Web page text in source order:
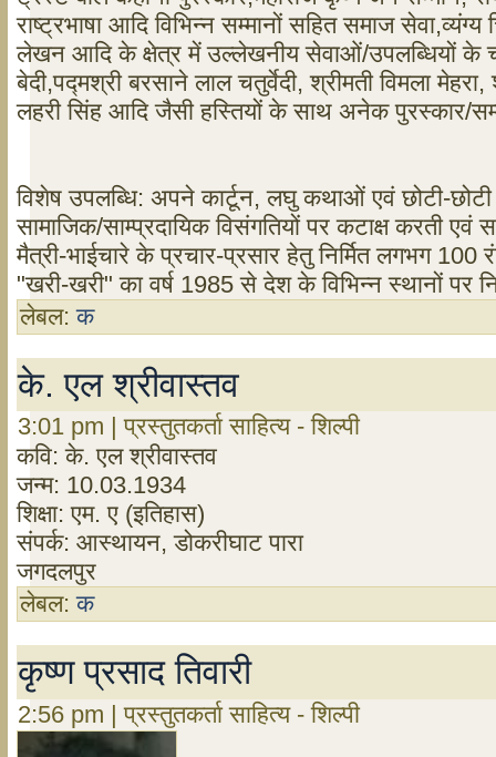
राष्ट्रभाषा आदि विभिन्न सम्मानों सहित समाज
लेखन आदि के क्षेत्र में उल्लेखनीय सेवाओं/उपलब्धियों के
बेदी,पद्मश्री बरसाने लाल चतुर्वेदी, श्रीमती विमला
लहरी सिंह आदि जैसी हस्तियों के साथ अनेक पुरस्कार/
विशेष उपलब्धि: अपने कार्टून, लघु कथाओं एवं छोटी-
सामाजिक/साम्प्रदायिक विसंगतियों पर कटाक्ष करती एवं
मैत्री-भाईचारे के प्रचार-प्रसार हेतु निर्मित लगभग 100
"खरी-खरी" का वर्ष 1985 से देश के विभिन्न स्थानों पर
लेबल:क
के. एल श्रीवास्तव
3:01 pm | प्रस्तुतकर्ता साहित्य - शिल्पी
कवि: के. एल श्रीवास्तव
जन्म: 10.03.1934
शिक्षा: एम. ए (इतिहास)
संपर्क: आस्थायन, डोकरीघाट पारा
जगदलपुर
लेबल:क
कृष्ण प्रसाद तिवारी
2:56 pm | प्रस्तुतकर्ता साहित्य - शिल्पी